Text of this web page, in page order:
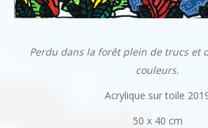
Perdu dans la forêt plein de trucs et
couleurs.
Acrylique sur toile
50 x 40 cm